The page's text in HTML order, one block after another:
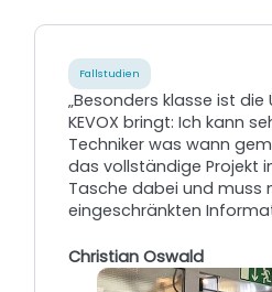
Fallstudien
„Besonders klasse ist die
KEVOX bringt: Ich kann
Techniker was wann
das vollständige Projekt
Tasche dabei und muss
eingeschränkten
Christian Oswald